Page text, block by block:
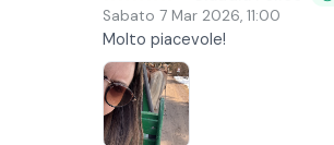
Sabato 7 Mar 2026, 11:00
Molto piacevole!